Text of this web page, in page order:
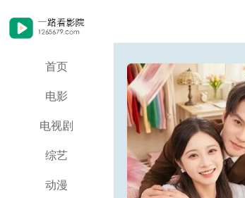
首页
电影
电视剧
综艺
动漫